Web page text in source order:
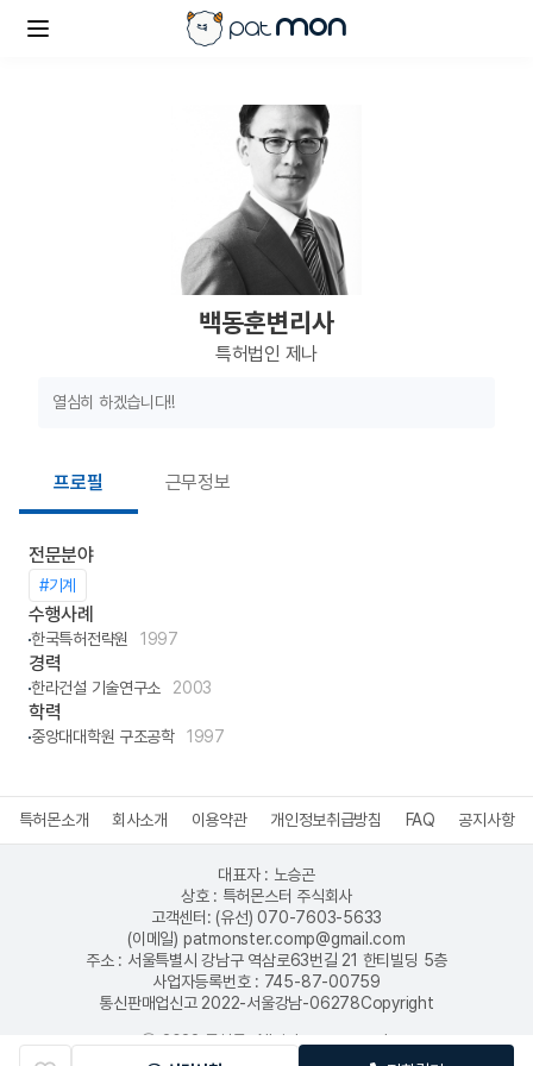
백동훈변리사
특허법인 제나
열심히 하겠습니다!!
프로필 근무정보
전문분야
#기계
수행사례
한국특허전략원 1997
경력
한라건설 기술연구소 2003
학력
중앙대대학원 구조공학 1997
특허몬소개 회사소개 이용약관 개인정보취급방침 FAQ 공지사항
대표자 : 노승곤
상호 : 특허몬스터 주식회사
고객센터: (유선) 070-7603-5633
(이메일) patmonster.comp@gmail.com
주소 : 서울특별시 강남구 역삼로63번길 21 한티빌딩 5층
사업자등록번호 : 745-87-00759
통신판매업신고 2022-서울강남-06278Copyright
ⓒ 2022 특허몬. All rights reserved.